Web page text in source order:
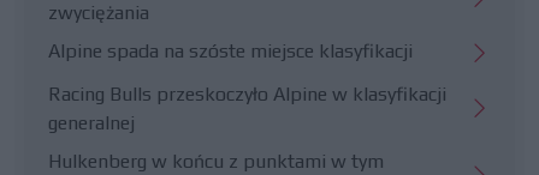
zwyciężania
Alpine spada na szóste miejsce klasyfikacji
Racing Bulls przeskoczyło Alpine w klasyfikacji
generalnej
Hulkenberg w końcu z punktami w tym